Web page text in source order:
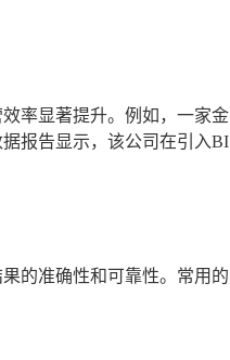
率显著提升。例如，一家
报告显示，该公司在引入
的准确性和可靠性。常用的